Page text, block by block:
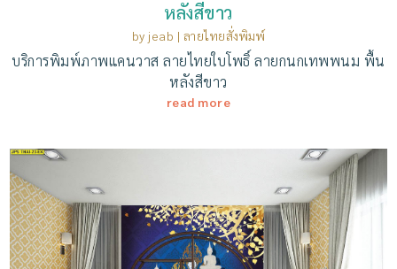
หลังสีขาว
by jeab | ลายไทยสั่งพิมพ์
บริการพิมพ์ภาพแคนวาส ลายไทยใบโพธิ์ ลายกนกเทพพนม พื้น
หลังสีขาว
read more